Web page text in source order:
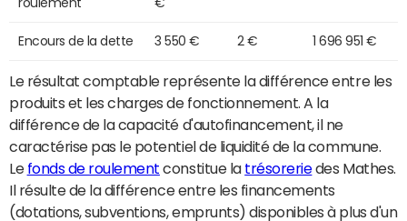
Encours de la dette 3 550 € 2 € 1 696 951 €
Le résultat comptable représente la différence entre les
produits et les charges de fonctionnement. A la
différence de la capacité d'autofinancement, il ne
caractérise pas le potentiel de liquidité de la commune.
Le fonds de roulement constitue la trésoreriedes Mathes.
Il résulte de la différence entre les financements
(dotations, subventions, emprunts) disponibles à plus d'un